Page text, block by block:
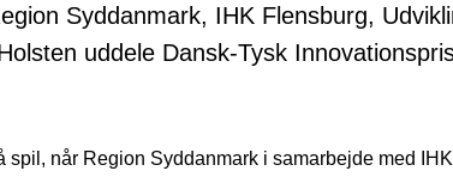
Syddanmark, IHK Flensburg,
uddele Dansk-Tysk
når Region Syddanmark i samarbejde med